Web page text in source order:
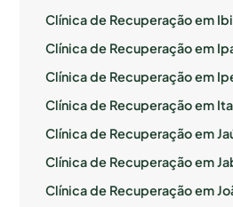
Clínica de Recuperação em
Clínica de Recuperação em
Clínica de Recuperação em
Clínica de Recuperação em
Clínica de Recuperação em
Clínica de Recuperação em
Clínica de Recuperação em